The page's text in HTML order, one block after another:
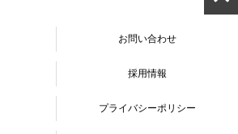
お問い合わせ
採用情報
プライバシーポリシー